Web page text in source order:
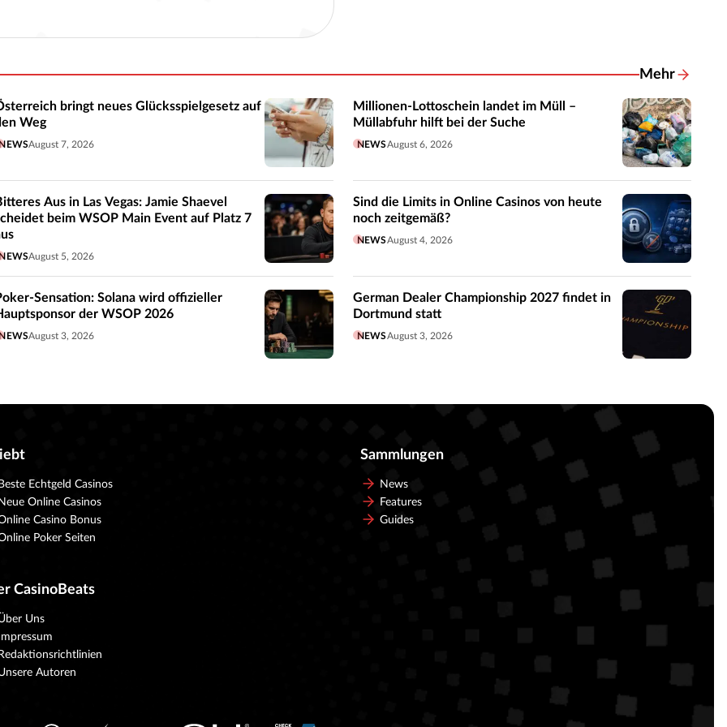
Mehr
Related
bringt neues Glücksspielgesetz auf
Weg
August 7, 2026
Millionen-Lottoschein landet im Müll –
Müllabfuhr hilft bei der Suche
NEWSAugust 6, 2026
Aus in Las Vegas: Jamie Shaevel
beim WSOP Main Event auf Platz 7
August 5, 2026
Sind die Limits in Online Casinos von heute
noch zeitgemäß?
NEWSAugust 4, 2026
Sensation: Solana wird offizieller
der WSOP 2026
August 3, 2026
German Dealer Championship 2027 findet in
Dortmund statt
NEWSAugust 3, 2026
Echtgeld Casinos
Online Casinos
Casino Bonus
Poker Seiten
Sammlungen
News
Features
Guides
CasinoBeats
Uns
Autoren